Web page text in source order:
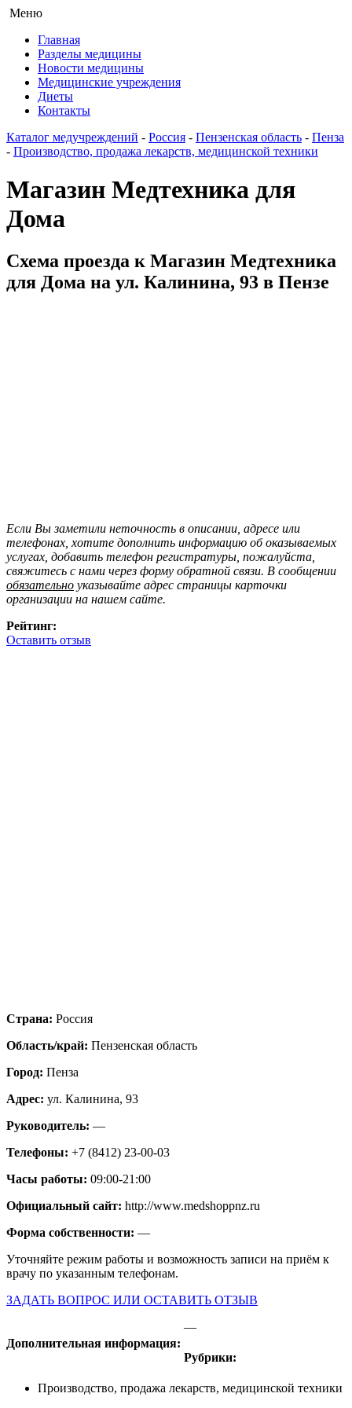
Меню
Главная
Разделы медицины
Новости медицины
Медицинские учреждения
Диеты
Контакты
Каталог медучреждений - Россия - Пензенская область - Пенза
- Производство, продажа лекарств, медицинской техники
Магазин Медтехника для
Дома
Схема проезда к Магазин Медтехника
для Дома на ул. Калинина, 93 в Пензе
Если Вы заметили неточность в описании, адресе или
телефонах, хотите дополнить информацию об оказываемых
услугах, добавить телефон регистратуры, пожалуйста,
свяжитесь с нами через форму обратной связи. В сообщении
обязательно указывайте адрес страницы карточки
организации на нашем сайте.
Рейтинг:
Оставить отзыв
Страна: Россия
Область/край: Пензенская область
Город: Пенза
Адрес: ул. Калинина, 93
Руководитель: —
Телефоны: +7 (8412) 23-00-03
Часы работы: 09:00-21:00
Официальный сайт: http://www.medshoppnz.ru
Форма собственности: —
Уточняйте режим работы и возможность записи на приём к
врачу по указанным телефонам.
ЗАДАТЬ ВОПРОС ИЛИ ОСТАВИТЬ ОТЗЫВ
Дополнительная информация:
—
Рубрики:
Производство, продажа лекарств, медицинской техники